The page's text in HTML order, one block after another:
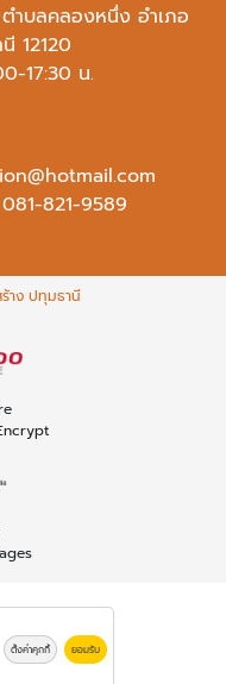
ำบลคลองหนึ่ง อำเภอ
12120
17:30 น.
081-821-9589
าง ปทุมธานี
ตั้งค่าคุกกี้ ยอมรับ